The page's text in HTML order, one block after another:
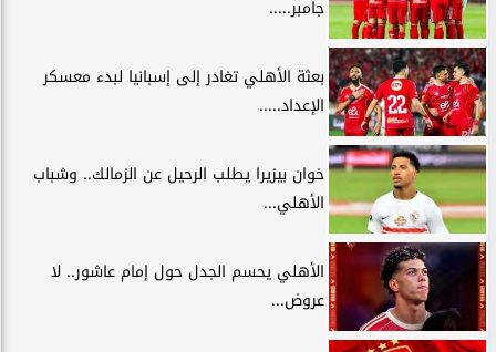
جامبر.....
بعثة الأهلي تغادر إلى إسبانيا لبدء معسكر
الإعداد.....
خوان بيزيرا يطلب الرحيل عن الزمالك.. وشباب
الأهلي...
الأهلي يحسم الجدل حول إمام عاشور.. لا
عروض...